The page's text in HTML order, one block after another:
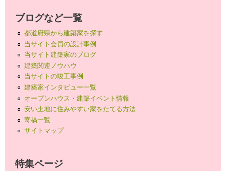
ブログなど一覧
都道府県から建築家を探す
当サイト会員の設計事例
当サイト建築家のブログ
建築関連ノウハウ
当サイトの竣工事例
建築家インタビュー一覧
オープンハウス・建築イベント情報
安い土地に住みやすい家をたてる方法
寄稿一覧
サイトマップ
特集ページ